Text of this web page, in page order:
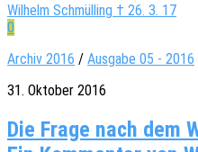
Wilhelm Schmülling † 26. 3. 17
0
Archiv 2016 / Ausgabe 05 - 2016
31. Oktober 2016
Die Frage nach dem